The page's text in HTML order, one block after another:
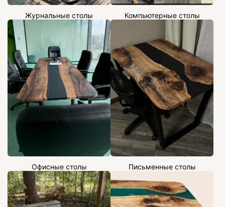
Журнальные столы Компьютерные столы
Офисные столы Письменные столы